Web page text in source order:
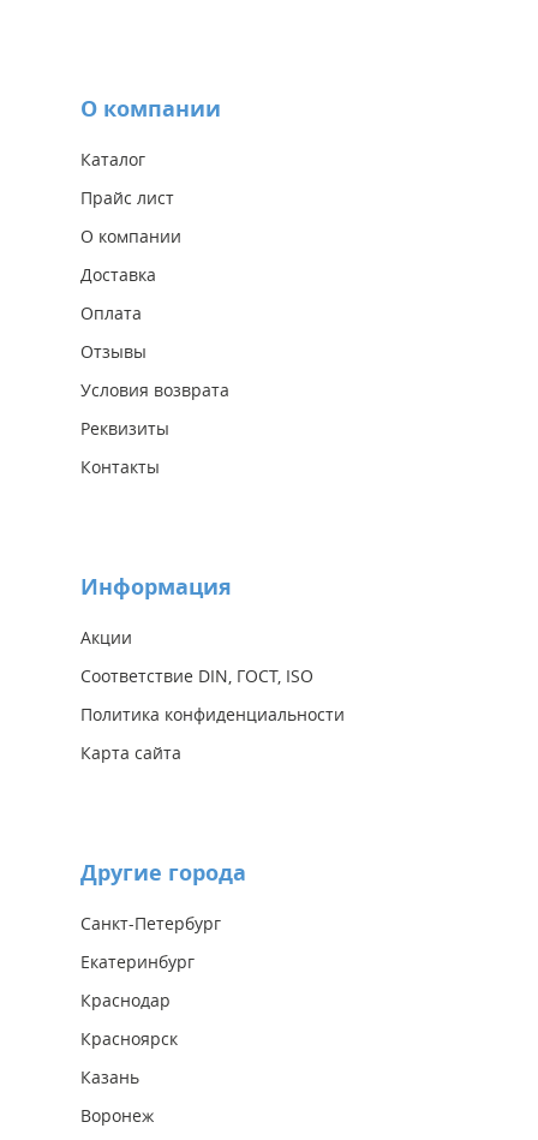
О компании
Каталог
Прайс лист
О компании
Доставка
Оплата
Отзывы
Условия возврата
Реквизиты
Контакты
Информация
Акции
Соответствие DIN, ГОСТ, ISO
Политика конфиденциальности
Карта сайта
Другие города
Санкт-Петербург
Екатеринбург
Краснодар
Красноярск
Казань
Воронеж